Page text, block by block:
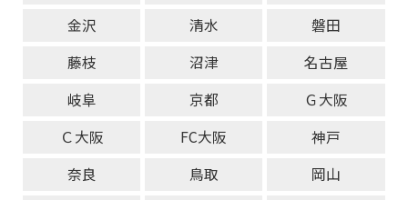
金沢
清水
磐田
藤枝
沼津
名古屋
岐阜
京都
Ｇ大阪
Ｃ大阪
FC大阪
神戸
奈良
鳥取
岡山